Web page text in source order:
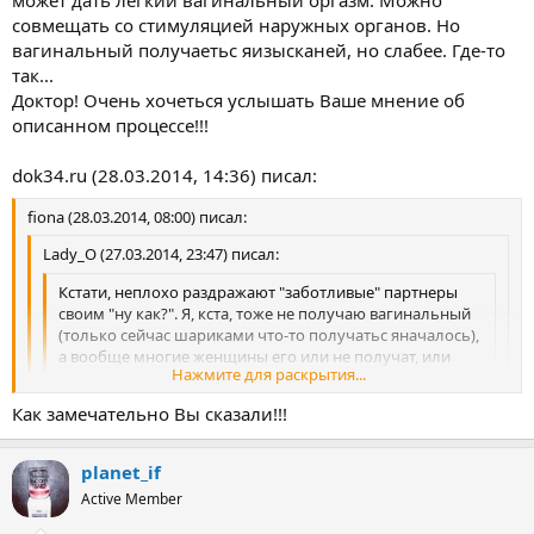
совмещать со стимуляцией наружных органов. Но
вагинальный получаетьс яизысканей, но слабее. Где-то
так...
Доктор! Очень хочеться услышать Ваше мнение об
описанном процессе!!!
dok34.ru (28.03.2014, 14:36) писал:
fiona (28.03.2014, 08:00) писал:
Lady_O (27.03.2014, 23:47) писал:
Кстати, неплохо раздражают "заботливые" партнеры
своим "ну как?". Я, кста, тоже не получаю вагинальный
(только сейчас шариками что-то получатьс яначалось),
а вообще многие женщины его или не получат, или
получают очень редко и это нормлаьно (я права,
Доктор?), но вот поверхностных ласок очень даже... Но
даже при любых ласках, вопрос "ты уже?" способен
убить все позитивные чувства и эмоции...
Нажмите для раскрытия...
как в том фильме:
- Но зачем же вы притворяетесь?
- Да чтобы вы закончили поскорее и чтобы пойти
Нажмите для раскрытия...
🙂
Вопрос "ты скоро" или "ты уже"? приравниваются к ...как бы это
понятней для мужчины...вот он едет за рулём, а у него
Нажмите для раскрытия...
Как замечательно Вы сказали!!!
planet_if
Active Member